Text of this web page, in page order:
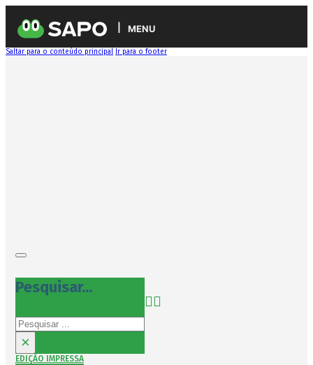
MENU
Saltar para o conteúdo principal Ir para o footer
Pesquisar...
Pesquisar
×
EDIÇÃO IMPRESSA